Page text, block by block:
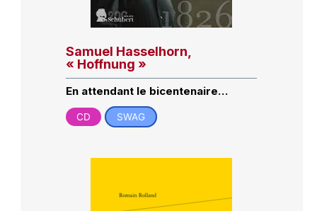
Samuel Hasselhorn,
« Hoffnung »
En attendant le bicentenaire…
CD SWAG